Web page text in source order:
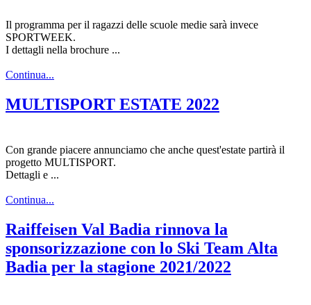
Il programma per il ragazzi delle scuole medie sarà invece
SPORTWEEK.
I dettagli nella brochure ...
Continua...
MULTISPORT ESTATE 2022
Con grande piacere annunciamo che anche quest'estate partirà il
progetto MULTISPORT.
Dettagli e ...
Continua...
Raiffeisen Val Badia rinnova la
sponsorizzazione con lo Ski Team Alta
Badia per la stagione 2021/2022